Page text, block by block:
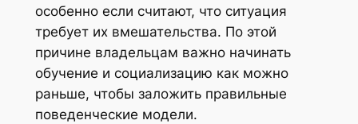
особенно если считают, что ситуация
требует их вмешательства. По этой
причине владельцам важно начинать
обучение и социализацию как можно
раньше, чтобы заложить правильные
поведенческие модели.